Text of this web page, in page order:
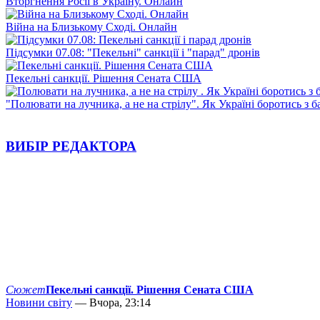
Війна на Близькому Сході. Онлайн
Підсумки 07.08: "Пекельні" санкції і "парад" дронів
Пекельні санкції. Рішення Сената США
"Полювати на лучника, а не на стрілу". Як Україні боротись з
ВИБІР РЕДАКТОРА
СюжетПекельні санкції. Рішення Сената США
Новини світу — Вчора, 23:14